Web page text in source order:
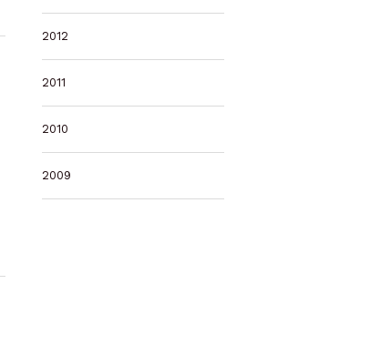
2012
2011
2010
2009